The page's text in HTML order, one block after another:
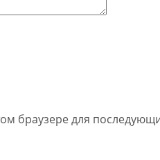
браузере для